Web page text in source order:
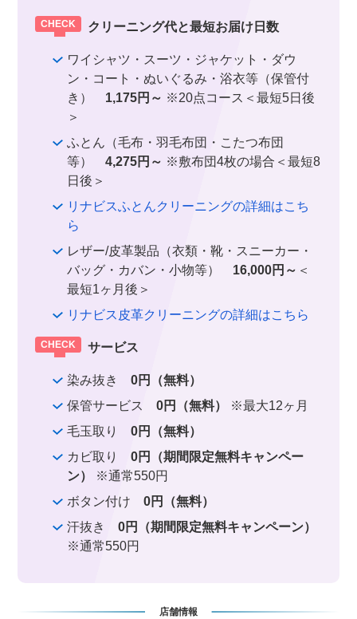
クリーニング代と最短お届け日数
ワイシャツ・スーツ・ジャケット・ダウ
ン・コート・ぬいぐるみ・浴衣等（保管付
き） 1,175円～ ※20点コース＜最短5日後
＞
ふとん（毛布・羽毛布団・こたつ布団
等）4,275円～ ※敷布団4枚の場合＜最短8
日後＞
リナビスふとんクリーニングの詳細はこち
ら
レザー/皮革製品（衣類・靴・スニーカー・
バッグ・カバン・小物等） 16,000円～ ＜
最短1ヶ月後＞
リナビス皮革クリーニングの詳細はこちら
サービス
染み抜き0円（無料）
保管サービス0円（無料）
※最大12ヶ月
毛玉取り0円（無料）
カビ取り0円（期間限定無料キャンペー
ン）
※通常550円
ボタン付け0円（無料）
汗抜き0円（期間限定無料キャンペーン）
※通常550円
店舗情報